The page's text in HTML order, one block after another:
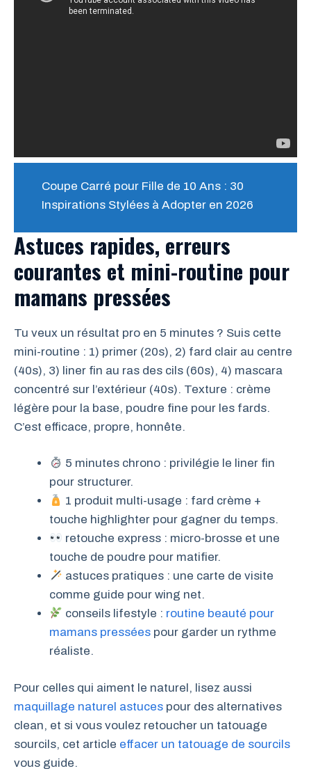
Coupe Carré pour Fille de 10 Ans : 30
Inspirations Stylées à Adopter en 2026
Astuces rapides, erreurs
courantes et mini-routine pour
mamans pressées
Tu veux un résultat pro en 5 minutes ? Suis cette
mini-routine : 1) primer (20s), 2) fard clair au centre
(40s), 3) liner fin au ras des cils (60s), 4) mascara
concentré sur l’extérieur (40s). Texture : crème
légère pour la base, poudre fine pour les fards.
C’est efficace, propre, honnête.
5 minutes chrono : privilégie le liner fin
pour structurer.
1 produit multi-usage : fard crème +
touche highlighter pour gagner du temps.
retouche express : micro-brosse et une
touche de poudre pour matifier.
astuces pratiques : une carte de visite
comme guide pour wing net.
conseils lifestyle : routine beauté pour
mamans pressées pour garder un rythme
réaliste.
Pour celles qui aiment le naturel, lisez aussi
maquillage naturel astuces pour des alternatives
clean, et si vous voulez retoucher un tatouage
sourcils, cet article effacer un tatouage de sourcils
vous guide.